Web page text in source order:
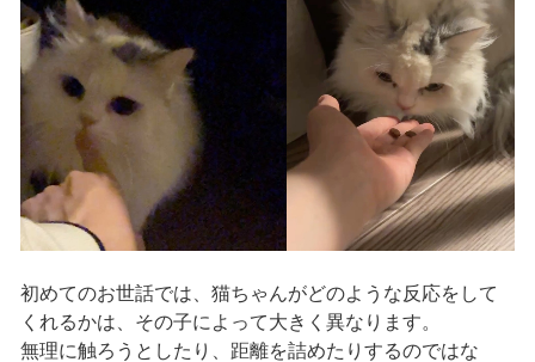
初めてのお世話では、猫ちゃんがどのような反応をして
くれるかは、その子によって大きく異なります。
無理に触ろうとしたり、距離を詰めたりするのではな